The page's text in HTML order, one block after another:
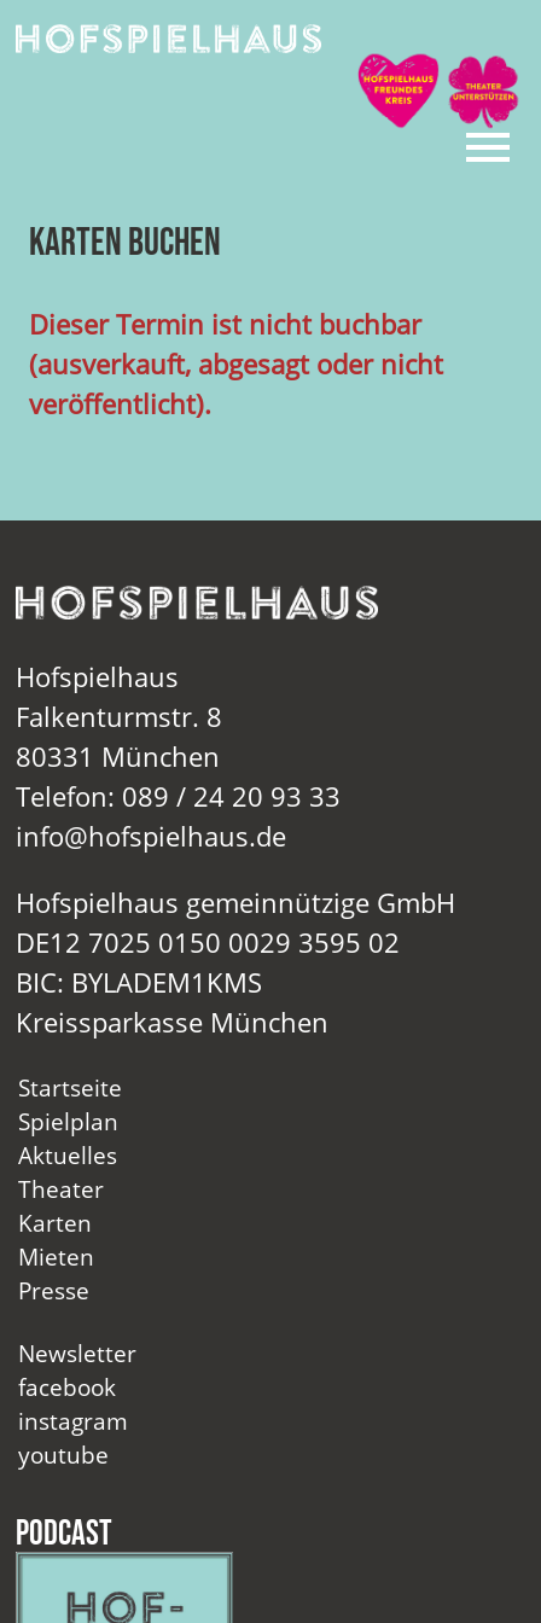
Karten buchen
Dieser Termin ist nicht buchbar
(ausverkauft, abgesagt oder nicht
veröffentlicht).
Hofspielhaus
Falkenturmstr. 8
80331 München
Telefon: 089 / 24 20 93 33
info@hofspielhaus.de
Hofspielhaus gemeinnützige GmbH
DE12 7025 0150 0029 3595 02
BIC: BYLADEM1KMS
Kreissparkasse München
Startseite
Spielplan
Aktuelles
Theater
Karten
Mieten
Presse
Newsletter
facebook
instagram
youtube
Podcast